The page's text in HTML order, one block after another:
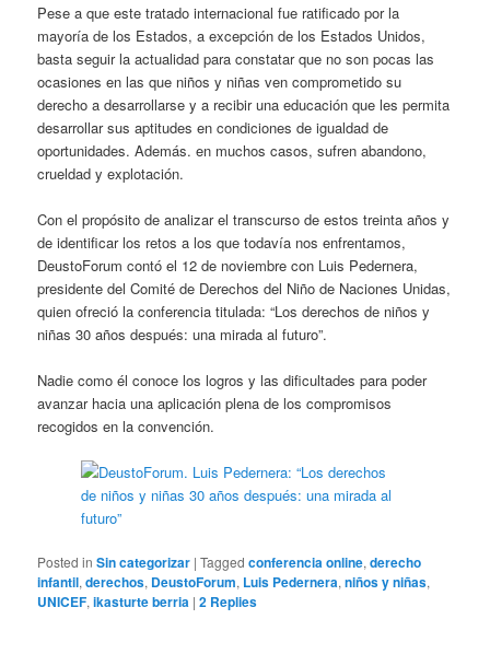
Pese a que este tratado internacional fue ratificado por la
mayoría de los Estados, a excepción de los Estados Unidos,
basta seguir la actualidad para constatar que no son pocas las
ocasiones en las que niños y niñas ven comprometido su
derecho a desarrollarse y a recibir una educación que les permita
desarrollar sus aptitudes en condiciones de igualdad de
oportunidades. Además. en muchos casos, sufren abandono,
crueldad y explotación.
Con el propósito de analizar el transcurso de estos treinta años y
de identificar los retos a los que todavía nos enfrentamos,
DeustoForum contó el 12 de noviembre con Luis Pedernera,
presidente del Comité de Derechos del Niño de Naciones Unidas,
quien ofreció la conferencia titulada: “Los derechos de niños y
niñas 30 años después: una mirada al futuro”.
Nadie como él conoce los logros y las dificultades para poder
avanzar hacia una aplicación plena de los compromisos
recogidos en la convención.
Posted in Sin categorizar |Tagged conferencia online,derecho
infantil,derechos, DeustoForum, Luis Pedernera,niños y niñas,
UNICEF,ikasturte berria |2 Replies